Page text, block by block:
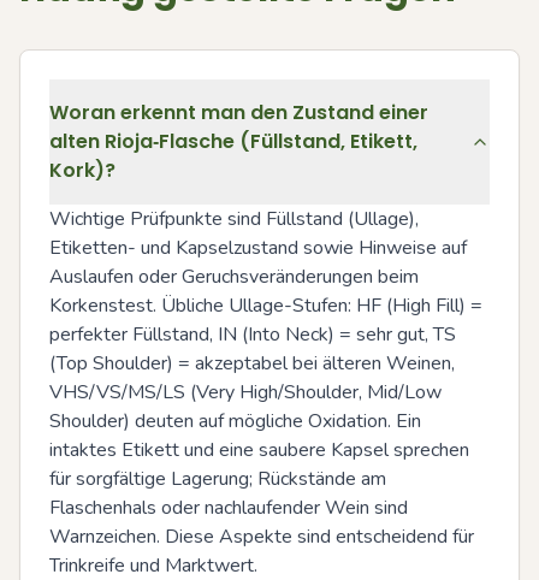
Woran erkennt man den Zustand einer
alten Rioja‑Flasche (Füllstand, Etikett,
Kork)?
Wichtige Prüfpunkte sind Füllstand (Ullage),
Etiketten- und Kapselzustand sowie Hinweise auf
Auslaufen oder Geruchsveränderungen beim
Korkenstest. Übliche Ullage-Stufen: HF (High Fill) =
perfekter Füllstand, IN (Into Neck) = sehr gut, TS
(Top Shoulder) = akzeptabel bei älteren Weinen,
VHS/VS/MS/LS (Very High/Shoulder, Mid/Low
Shoulder) deuten auf mögliche Oxidation. Ein
intaktes Etikett und eine saubere Kapsel sprechen
für sorgfältige Lagerung; Rückstände am
Flaschenhals oder nachlaufender Wein sind
Warnzeichen. Diese Aspekte sind entscheidend für
Trinkreife und Marktwert.